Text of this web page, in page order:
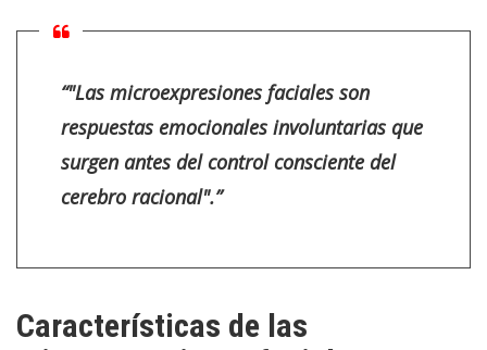
“"Las microexpresiones faciales son
respuestas emocionales involuntarias que
surgen antes del control consciente del
cerebro racional".”
Características de las